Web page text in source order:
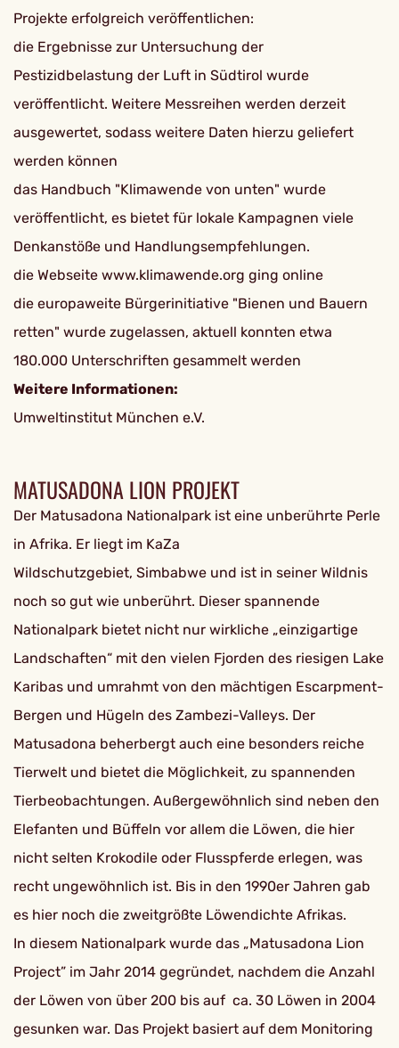
Projekte erfolgreich veröffentlichen:
die Ergebnisse zur Untersuchung der
Pestizidbelastung der Luft in Südtirol wurde
veröffentlicht. Weitere Messreihen werden derzeit
ausgewertet, sodass weitere Daten hierzu geliefert
werden können
das Handbuch "Klimawende von unten" wurde
veröffentlicht, es bietet für lokale Kampagnen viele
Denkanstöße und Handlungsempfehlungen.
die Webseite www.klimawende.org ging online
die europaweite Bürgerinitiative "Bienen und Bauern
retten" wurde zugelassen, aktuell konnten etwa
180.000 Unterschriften gesammelt werden
Weitere Informationen:
Umweltinstitut München e.V.
MATUSADONA LION PROJEKT
Der Matusadona Nationalpark ist eine unberührte Perle
in Afrika. Er liegt im KaZa
Wildschutzgebiet, Simbabwe und ist in seiner Wildnis
noch so gut wie unberührt. Dieser spannende
Nationalpark bietet nicht nur wirkliche „einzigartige
Landschaften“ mit den vielen Fjorden des riesigen Lake
Karibas und umrahmt von den mächtigen Escarpment-
Bergen und Hügeln des Zambezi-Valleys. Der
Matusadona beherbergt auch eine besonders reiche
Tierwelt und bietet die Möglichkeit, zu spannenden
Tierbeobachtungen. Außergewöhnlich sind neben den
Elefanten und Büffeln vor allem die Löwen, die hier
nicht selten Krokodile oder Flusspferde erlegen, was
recht ungewöhnlich ist. Bis in den 1990er Jahren gab
es hier noch die zweitgrößte Löwendichte Afrikas.
In diesem Nationalpark wurde das „Matusadona Lion
Project” im Jahr 2014 gegründet, nachdem die Anzahl
der Löwen von über 200 bis auf ca. 30 Löwen in 2004
gesunken war. Das Projekt basiert auf dem Monitoring